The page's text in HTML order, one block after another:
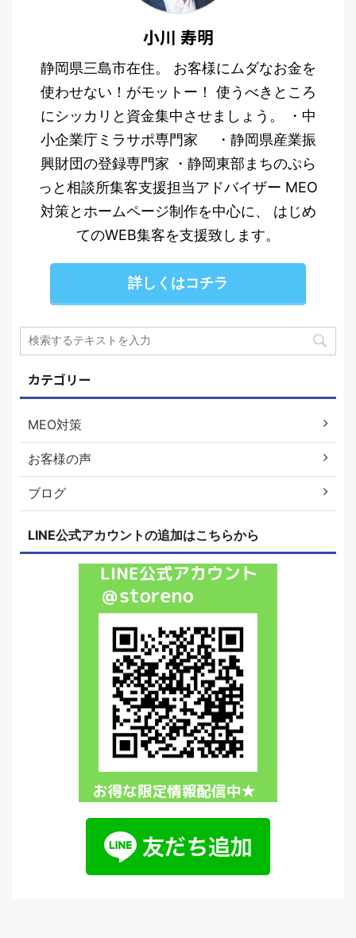
小川 寿明
静岡県三島市在住。 お客様にムダなお金を
使わせない！がモットー！ 使うべきところ
にシッカリと資金集中させましょう。 ・中
小企業庁ミラサポ専門家 ・静岡県産業振
興財団の登録専門家 ・静岡東部まちのぷら
っと相談所集客支援担当アドバイザー MEO
対策とホームページ制作を中心に、 はじめ
てのWEB集客を支援致します。
詳しくはコチラ
カテゴリー
MEO対策
お客様の声
ブログ
LINE公式アカウントの追加はこちらから